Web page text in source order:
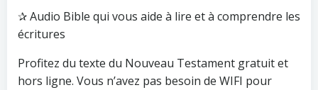
✰ Audio Bible qui vous aide à lire et à comprendre les
écritures
Profitez du texte du Nouveau Testament gratuit et
hors ligne. Vous n’avez pas besoin de WIFI pour